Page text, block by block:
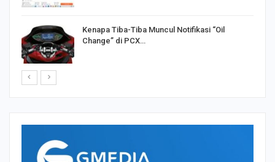
Kenapa Tiba-Tiba Muncul Notifikasi “Oil
Change” di PCX…